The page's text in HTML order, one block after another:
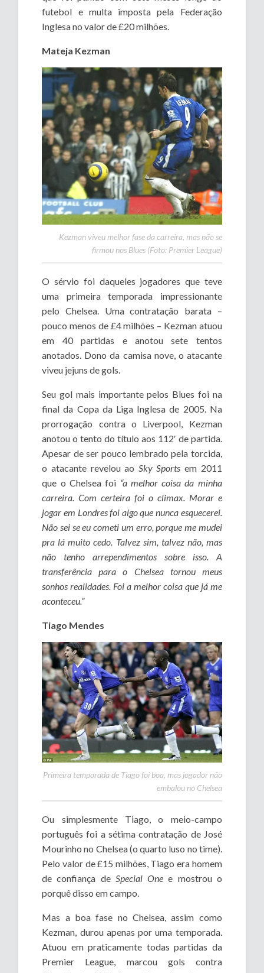
futebol e multa imposta pela Federação
Inglesa no valor de £20 milhões.
Mateja Kezman
Kezman viveu melhor fase da carreira, mas não se
firmou nos Blues (Foto: Premier League)
O sérvio foi daqueles jogadores que teve
uma primeira temporada impressionante
pelo Chelsea. Uma contratação barata –
pouco menos de £4 milhões – Kezman atuou
em 40 partidas e anotou sete tentos
anotados. Dono da camisa nove, o atacante
viveu jejuns de gols.
Seu gol mais importante pelos Blues foi na
final da Copa da Liga Inglesa de 2005. Na
prorrogação contra o Liverpool, Kezman
anotou o tento do título aos 112′ de partida.
Apesar de ser pouco lembrado pela torcida,
o atacante revelou ao Sky Sports em 2011
que o Chelsea foi “a melhor coisa da minha
carreira. Com certeira foi o climax. Morar e
jogar em Londres foi algo que nunca esquecerei.
Não sei se eu cometi um erro, porque me mudei
pra lá muito cedo. Talvez sim, talvez não, mas
não tenho arrependimentos sobre isso. A
transferência para o Chelsea tornou meus
sonhos realidades. Foi a melhor coisa que já me
aconteceu.”
Tiago Mendes
Primeira temporada de Tiago foi boa, mas jogador não
embalou no Chelsea
Ou simplesmente Tiago, o meio-campo
português foi a sétima contratação de José
Mourinho no Chelsea (o quarto luso no time).
Pelo valor de £15 milhões, Tiago era homem
de confiança de Special One e mostrou o
porquê disso em campo.
Mas a boa fase no Chelsea, assim como
Kezman, durou apenas por uma temporada.
Atuou em praticamente todas partidas da
Premier League, marcou gols contra